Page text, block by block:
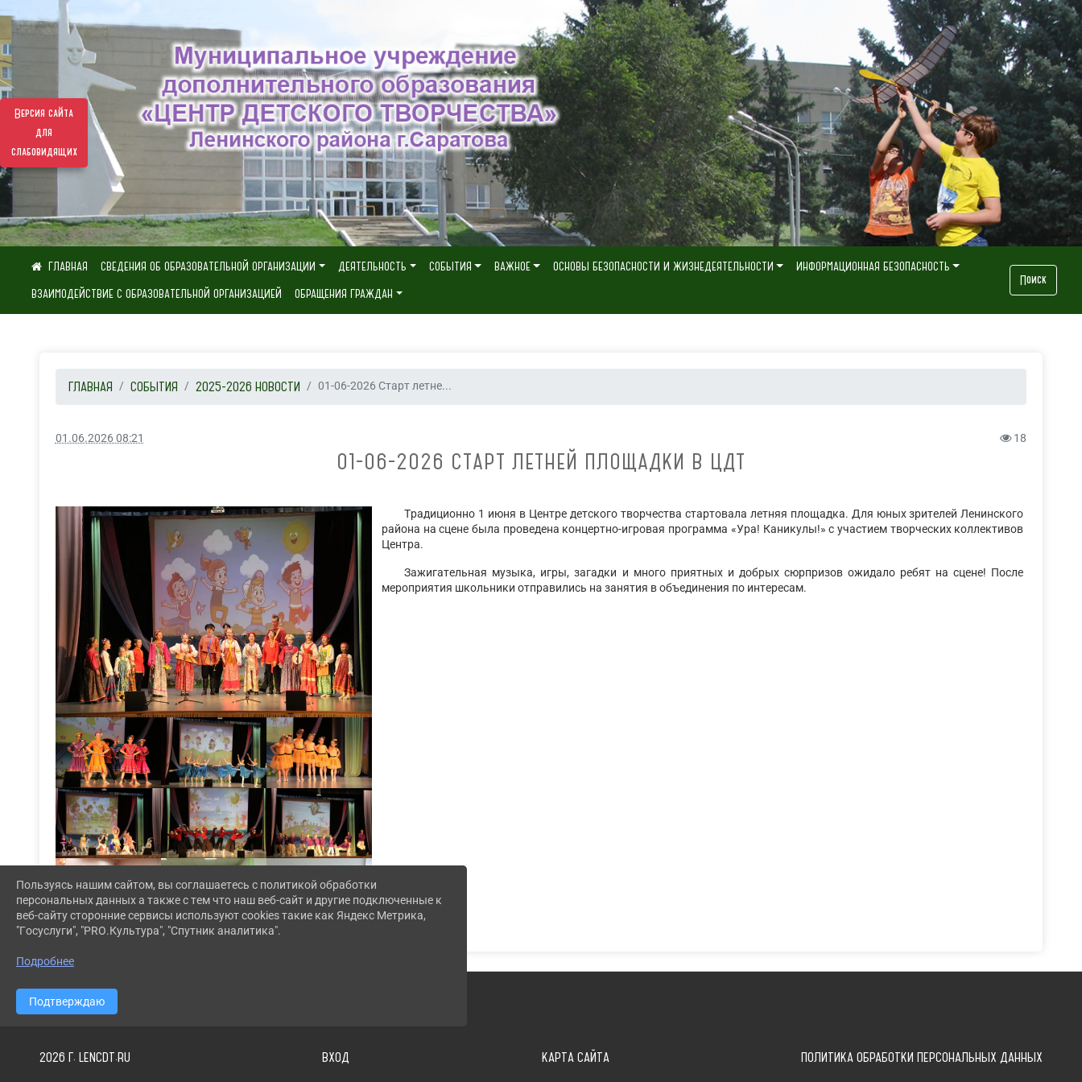
Версия сайта
для
слабовидящих
СВЕДЕНИЯ ОБ ОБРАЗОВАТЕЛЬНОЙ ОРГАНИЗАЦИИ ДЕЯТЕЛЬНОСТЬ СОБЫТИЯ ВАЖНОЕ ОСНОВЫ БЕЗОПАСНОСТИ И ЖИЗНЕДЕЯТЕЛЬНОСТИ
ИНФОРМАЦИОННАЯ БЕЗОПАСНОСТЬ
ВЗАИМОДЕЙСТВИЕ С ОБРАЗОВАТЕЛЬНОЙ ОРГАНИЗАЦИЕЙ
ОБРАЩЕНИЯ ГРАЖДАН
Поиск
ГЛАВНАЯ СОБЫТИЯ 2025-2026 НОВОСТИ 01-06-2026 Старт летне...
01.06.2026 08:21 18
01-06-2026 СТАРТ ЛЕТНЕЙ ПЛОЩАДКИ В ЦДТ
Традиционно 1 июня в Центре детского творчества стартовала летняя площадка. Для юных зрителей Ленинского
района на сцене была проведена концертно-игровая программа «Ура! Каникулы!» с участием творческих коллективов
Центра.
Зажигательная музыка, игры, загадки и много приятных и добрых сюрпризов ожидало ребят на сцене! После
мероприятия школьники отправились на занятия в объединения по интересам.
2026 Г. LENCDT.RU ВХОД КАРТА САЙТА ПОЛИТИКА ОБРАБОТКИ ПЕРСОНАЛЬНЫХ ДАННЫХ
Пользуясь нашим сайтом, вы соглашаетесь с политикой обработки
персональных данных а также с тем что наш веб-сайт и другие подключенные к
веб-сайту сторонние сервисы используют cookies такие как Яндекс Метрика,
"Госуслуги", "PRO.Культура", "Спутник аналитика".
Подробнее
Подтверждаю